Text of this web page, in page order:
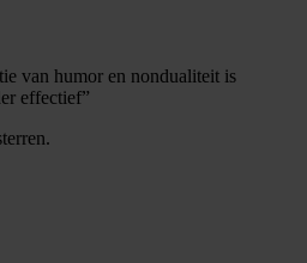
van humor en nondualiteit is
effectief”